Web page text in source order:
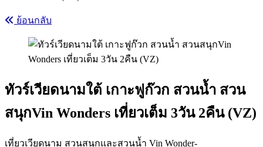
ย้อนกลับ
ทัวร์เวียดนามใต้ เกาะฟูก๊วก สวนน้ำ สวน
สนุกVin Wonders เที่ยวเต็ม 3วัน 2คืน (VZ)
เที่ยวเวียดนาม สวนสนุกและสวนน้ำ Vin Wonder-